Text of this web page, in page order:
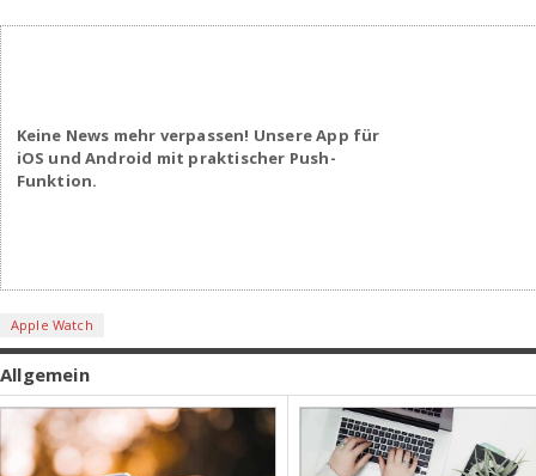
Keine News mehr verpassen! Unsere App für
iOS und Android mit praktischer Push-
Funktion.
Apple Watch
Allgemein